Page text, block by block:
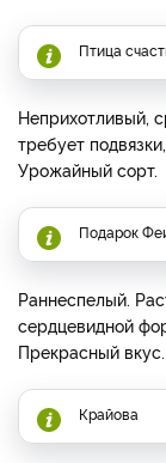
Птица
Неприхотливый,
требует
Урожайный сорт.
Подарок
Раннеспелый.
сердцевидной
Прекрасный
Крайова